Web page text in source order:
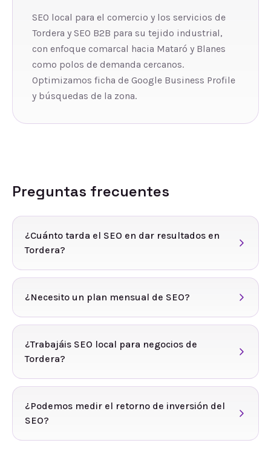
SEO local para el comercio y los servicios de
Tordera y SEO B2B para su tejido industrial,
con enfoque comarcal hacia Mataró y Blanes
como polos de demanda cercanos.
Optimizamos ficha de Google Business Profile
y búsquedas de la zona.
Preguntas frecuentes
¿Cuánto tarda el SEO en dar resultados en
Tordera?
¿Necesito un plan mensual de SEO?
¿Trabajáis SEO local para negocios de
Tordera?
¿Podemos medir el retorno de inversión del
SEO?